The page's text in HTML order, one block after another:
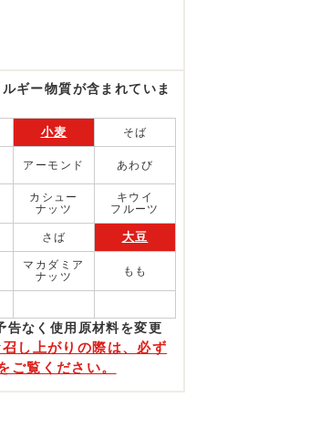
ギー物質が含まれていま
小麦 そば
アーモンド あわび
カシュー
ナッツ
キウイ
フルーツ
さば 大豆
マカダミア
ナッツ
もも
告なく使⽤原材料を変更
し上がりの際は、必ず
ご覧ください。